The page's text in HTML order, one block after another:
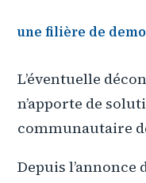
une filière de
L’éventuelle
n’apporte de
communautaire
Depuis